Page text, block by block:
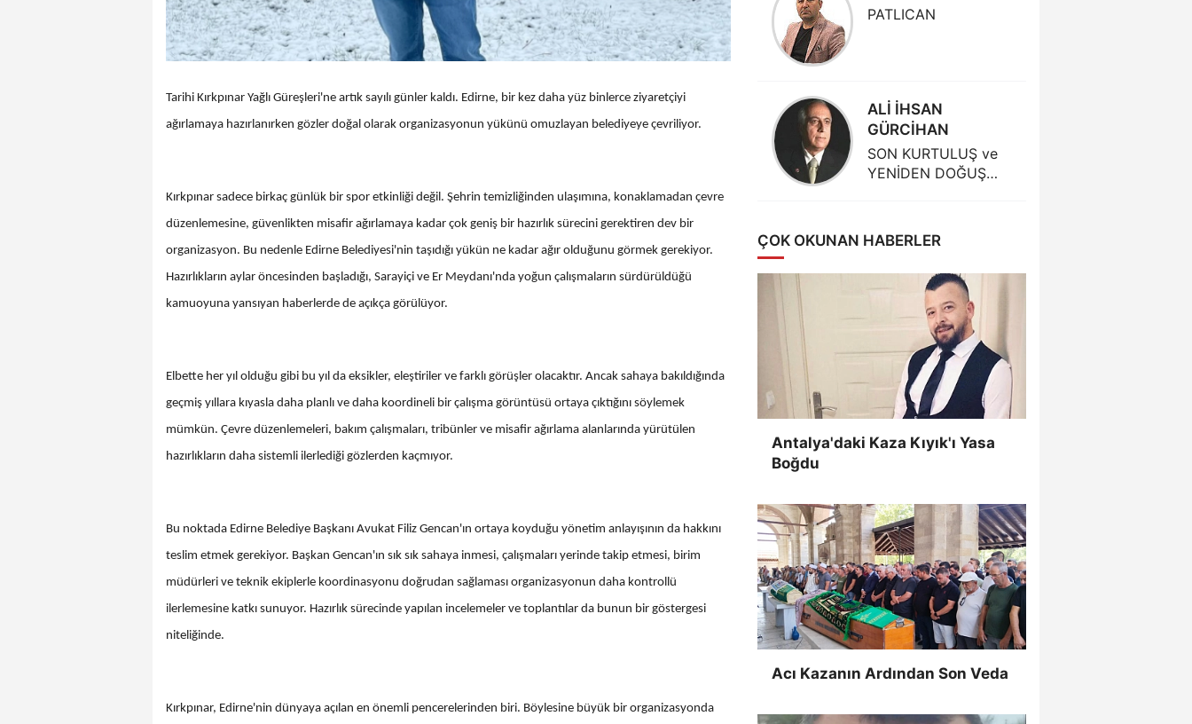
Tarihi Kırkpınar Yağlı Güreşleri'ne artık sayılı günler kaldı. Edirne, bir kez daha yüz binlerce ziyaretçiyi
ağırlamaya hazırlanırken gözler doğal olarak organizasyonun yükünü omuzlayan belediyeye çevriliyor.
Kırkpınar sadece birkaç günlük bir spor etkinliği değil. Şehrin temizliğinden ulaşımına, konaklamadan çevre
düzenlemesine, güvenlikten misafir ağırlamaya kadar çok geniş bir hazırlık sürecini gerektiren dev bir
organizasyon. Bu nedenle Edirne Belediyesi'nin taşıdığı yükün ne kadar ağır olduğunu görmek gerekiyor.
Hazırlıkların aylar öncesinden başladığı, Sarayiçi ve Er Meydanı'nda yoğun çalışmaların sürdürüldüğü
kamuoyuna yansıyan haberlerde de açıkça görülüyor.
Elbette her yıl olduğu gibi bu yıl da eksikler, eleştiriler ve farklı görüşler olacaktır. Ancak sahaya bakıldığında
geçmiş yıllara kıyasla daha planlı ve daha koordineli bir çalışma görüntüsü ortaya çıktığını söylemek
mümkün. Çevre düzenlemeleri, bakım çalışmaları, tribünler ve misafir ağırlama alanlarında yürütülen
hazırlıkların daha sistemli ilerlediği gözlerden kaçmıyor.
Bu noktada Edirne Belediye Başkanı Avukat Filiz Gencan'ın ortaya koyduğu yönetim anlayışının da hakkını
teslim etmek gerekiyor. Başkan Gencan'ın sık sık sahaya inmesi, çalışmaları yerinde takip etmesi, birim
müdürleri ve teknik ekiplerle koordinasyonu doğrudan sağlaması organizasyonun daha kontrollü
ilerlemesine katkı sunuyor. Hazırlık sürecinde yapılan incelemeler ve toplantılar da bunun bir göstergesi
niteliğinde.
Kırkpınar, Edirne'nin dünyaya açılan en önemli pencerelerinden biri. Böylesine büyük bir organizasyonda
İNTERNET
ŞİFRELERİNİZE
DİKKAT
ÇALINABİLİR!
PATLICAN
ALİ İHSAN
GÜRCİHAN
SON KURTULUŞ ve
YENİDEN DOĞUŞ…
ÇOK OKUNAN HABERLER
Antalya'daki Kaza Kıyık'ı Yasa
Boğdu
Acı Kazanın Ardından Son Veda